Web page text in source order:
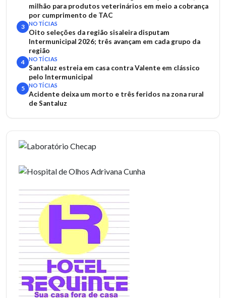
milhão para produtos veterinários em meio a cobrança
por cumprimento de TAC
3 NOTÍCIAS
Oito seleções da região sisaleira disputam
Intermunicipal 2026; três avançam em cada grupo da
região
4 NOTÍCIAS
Santaluz estreia em casa contra Valente em clássico
pelo Intermunicipal
5 NOTÍCIAS
Acidente deixa um morto e três feridos na zona rural
de Santaluz